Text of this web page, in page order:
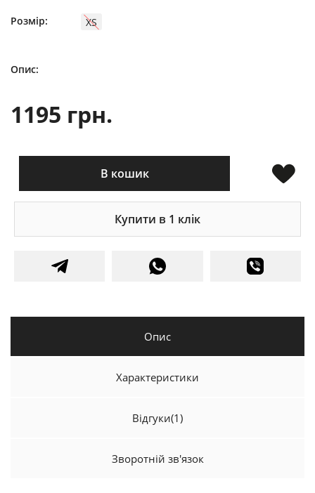
Розмір: XS
Опис:
1195 грн.
В кошик
Купити в 1 клік
Опис
Характеристики
Відгуки(1)
Зворотній зв'язок